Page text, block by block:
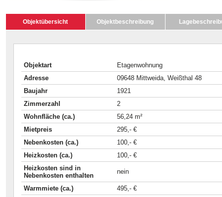
Objektübersicht Objektbeschreibung
Objektart
Etagenwohnung
Adresse
09648 Mittweida, Weißthal 48
Baujahr
1921
Zimmerzahl
2
Wohnfläche (ca.)
56,24 m²
Mietpreis
295,- €
Nebenkosten (ca.)
100,- €
Heizkosten (ca.)
100,- €
Heizkosten sind in
Nebenkosten enthalten
nein
Warmmiete (ca.)
495,- €